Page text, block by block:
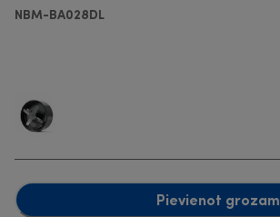
NBM-BA028DL
Pievienot grozam